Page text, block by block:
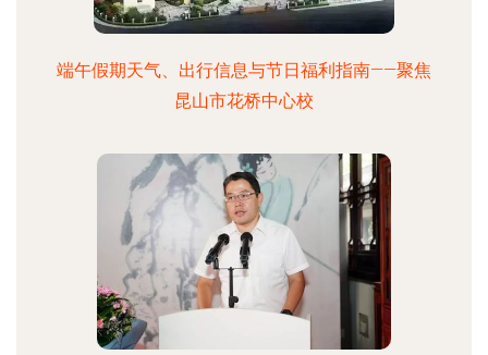
端午假期天气、出行信息与节日福利指南——聚焦
昆山市花桥中心校